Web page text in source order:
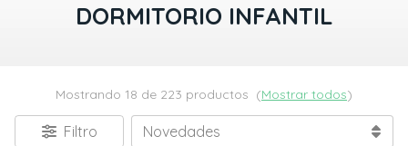
DORMITORIO INFANTIL
Mostrando 18 de 223 productos (Mostrar todos)
Filtro